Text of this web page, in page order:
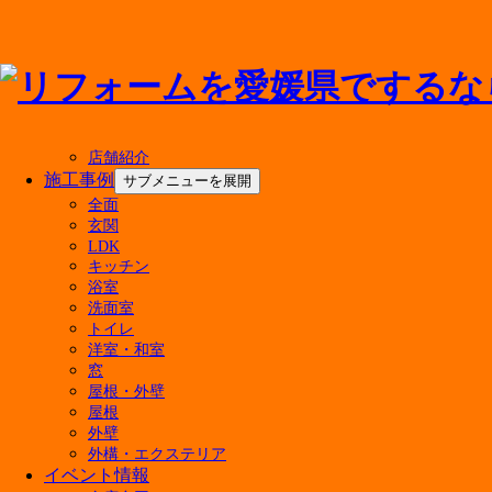
店舗紹介
施工事例
サブメニューを展開
全面
玄関
LDK
キッチン
浴室
洗面室
トイレ
洋室・和室
窓
屋根・外壁
屋根
外壁
外構・エクステリア
イベント情報
メニューを閉じる
アドバンス・リフドについて
選ばれる理由
会社案内
代表挨拶
会社概要
経営理念
店舗紹介